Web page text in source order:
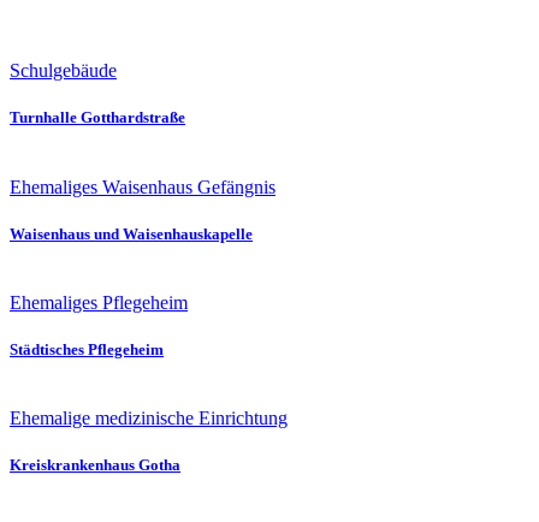
Schulgebäude
Turnhalle Gotthardstraße
Ehemaliges Waisenhaus Gefängnis
Waisenhaus und Waisenhauskapelle
Ehemaliges Pflegeheim
Städtisches Pflegeheim
Ehemalige medizinische Einrichtung
Kreiskrankenhaus Gotha